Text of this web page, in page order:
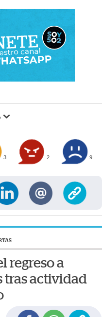
3 2 9
regreso a
tras actividad